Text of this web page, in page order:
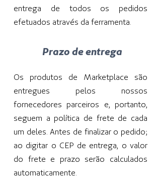
entrega de todos os pedidos
efetuados através da ferramenta.
Prazo de entrega
Os produtos de Marketplace são
entregues pelos nossos
fornecedores parceiros e, portanto,
seguem a política de frete de cada
um deles. Antes de finalizar o pedido;
ao digitar o CEP de entrega, o valor
do frete e prazo serão calculados
automaticamente.